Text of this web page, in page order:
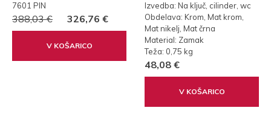
7601 PIN
388,03 € 326,76 €
V KOŠARICO
Izvedba: Na ključ, cilinder, wc
Obdelava: Krom, Mat krom,
Mat nikelj, Mat črna
Material: Zamak
Teža: 0,75 kg
48,08 €
V KOŠARICO